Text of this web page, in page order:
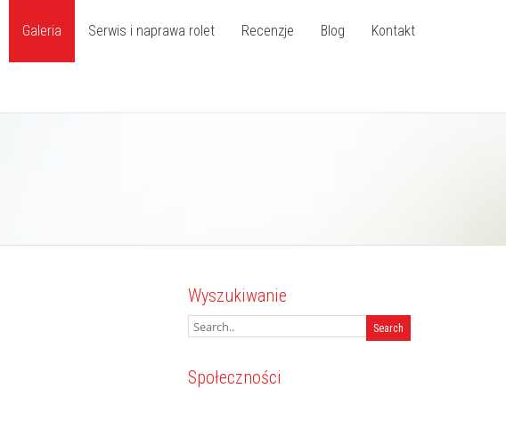
Galeria Serwis i naprawa rolet Recenzje Blog Kontakt
Wyszukiwanie
Społeczności